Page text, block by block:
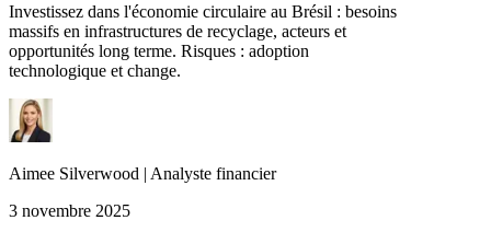
Investissez dans l'économie circulaire au Brésil : besoins
massifs en infrastructures de recyclage, acteurs et
opportunités long terme. Risques : adoption
technologique et change.
Aimee Silverwood | Analyste financier
3 novembre 2025